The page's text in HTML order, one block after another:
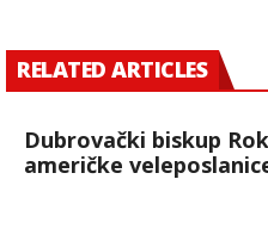
RELATED ARTICLES
Dubrovački biskup
američke